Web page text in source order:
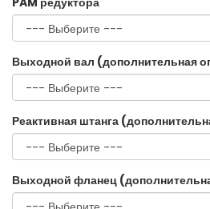
Выходной вал (дополнительная
Реактивная штанга
Выходной фланец